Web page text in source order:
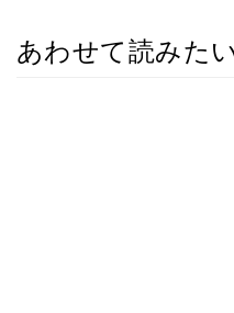
あわせて読みた